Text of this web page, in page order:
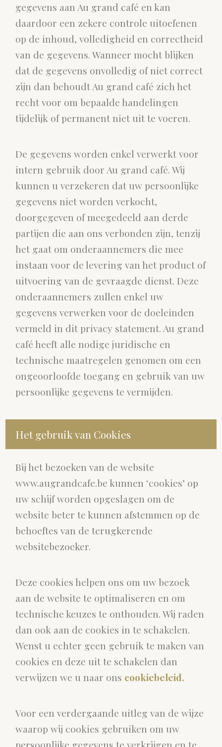
gegevens aan Au grand café en kan
daardoor een zekere controle uitoefenen
op de inhoud, volledigheid en correctheid
van de gegevens. Wanneer mocht blijken
dat de gegevens onvolledig of niet correct
zijn dan behoudt Au grand café zich het
recht voor om bepaalde handelingen
tijdelijk of permanent niet uit te voeren.
De gegevens worden enkel verwerkt voor
intern gebruik door Au grand café. Wij
kunnen u verzekeren dat uw persoonlijke
gegevens niet worden verkocht,
doorgegeven of meegedeeld aan derde
partijen die aan ons verbonden zijn, tenzij
het gaat om onderaannemers die mee
instaan voor de levering van het product of
uitvoering van de gevraagde dienst. Deze
onderaannemers zullen enkel uw
gegevens verwerken voor de doeleinden
vermeld in dit privacy statement. Au grand
café heeft alle nodige juridische en
technische maatregelen genomen om een
ongeoorloofde toegang en gebruik van uw
persoonlijke gegevens te vermijden.
Het gebruik van Cookies
Bij het bezoeken van de website
www.augrandcafe.be kunnen ‘cookies’ op
uw schijf worden opgeslagen om de
website beter te kunnen afstemmen op de
behoeftes van de terugkerende
websitebezoeker.
Deze cookies helpen ons om uw bezoek
aan de website te optimaliseren en om
technische keuzes te onthouden. Wij raden
dan ook aan de cookies in te schakelen.
Wenst u echter geen gebruik te maken van
cookies en deze uit te schakelen dan
verwijzen we u naar ons cookiebeleid.
Voor een verdergaande uitleg van de wijze
waarop wij cookies gebruiken om uw